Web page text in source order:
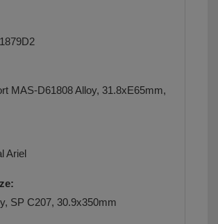
MAS-D61808 Alloy, 31.8xE65mm,
Ariel
SP C207, 30.9x350mm